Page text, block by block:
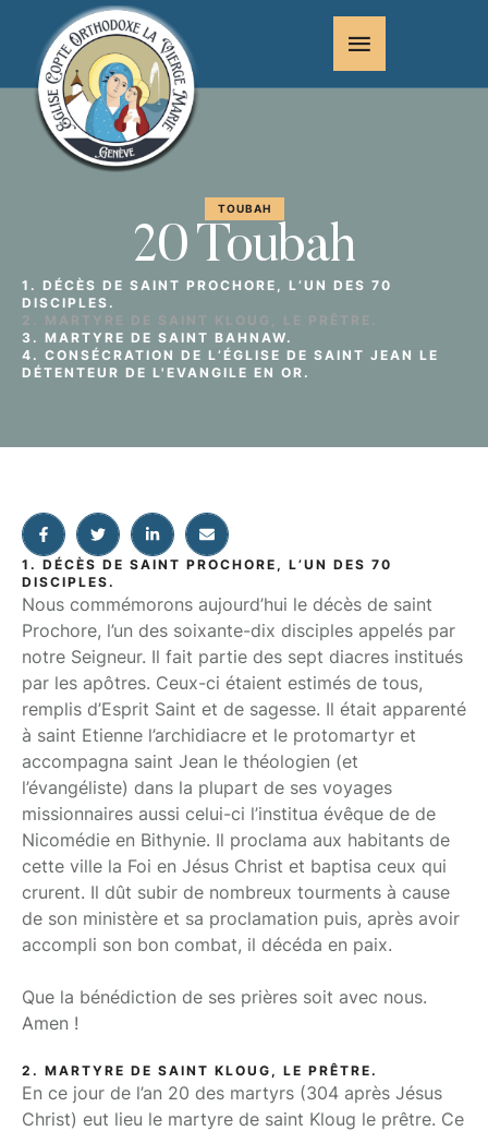
TOUBAH
20 Toubah
1. DÉCÈS DE SAINT PROCHORE, L’UN DES 70
DISCIPLES.
2. MARTYRE DE SAINT KLOUG, LE PRÊTRE.
3. MARTYRE DE SAINT BAHNAW.
4. CONSÉCRATION DE L’ÉGLISE DE SAINT JEAN LE
DÉTENTEUR DE L'EVANGILE EN OR.
1. DÉCÈS DE SAINT PROCHORE, L’UN DES 70
DISCIPLES.
Nous commémorons aujourd’hui le décès de saint
Prochore, l’un des soixante-dix disciples appelés par
notre Seigneur. Il fait partie des sept diacres institués
par les apôtres. Ceux-ci étaient estimés de tous,
remplis d’Esprit Saint et de sagesse. Il était apparenté
à saint Etienne l’archidiacre et le protomartyr et
accompagna saint Jean le théologien (et
l’évangéliste) dans la plupart de ses voyages
missionnaires aussi celui-ci l’institua évêque de de
Nicomédie en Bithynie. Il proclama aux habitants de
cette ville la Foi en Jésus Christ et baptisa ceux qui
crurent. Il dût subir de nombreux tourments à cause
de son ministère et sa proclamation puis, après avoir
accompli son bon combat, il décéda en paix.
Que la bénédiction de ses prières soit avec nous.
Amen !
2. MARTYRE DE SAINT KLOUG, LE PRÊTRE.
En ce jour de l’an 20 des martyrs (304 après Jésus
Christ) eut lieu le martyre de saint Kloug le prêtre. Ce